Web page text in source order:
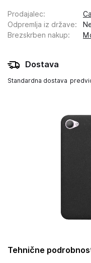
Tehnične
Prodajalec:
Odpremlja iz države:
Brezskrben nakup:
Dostava
Standardna dostava